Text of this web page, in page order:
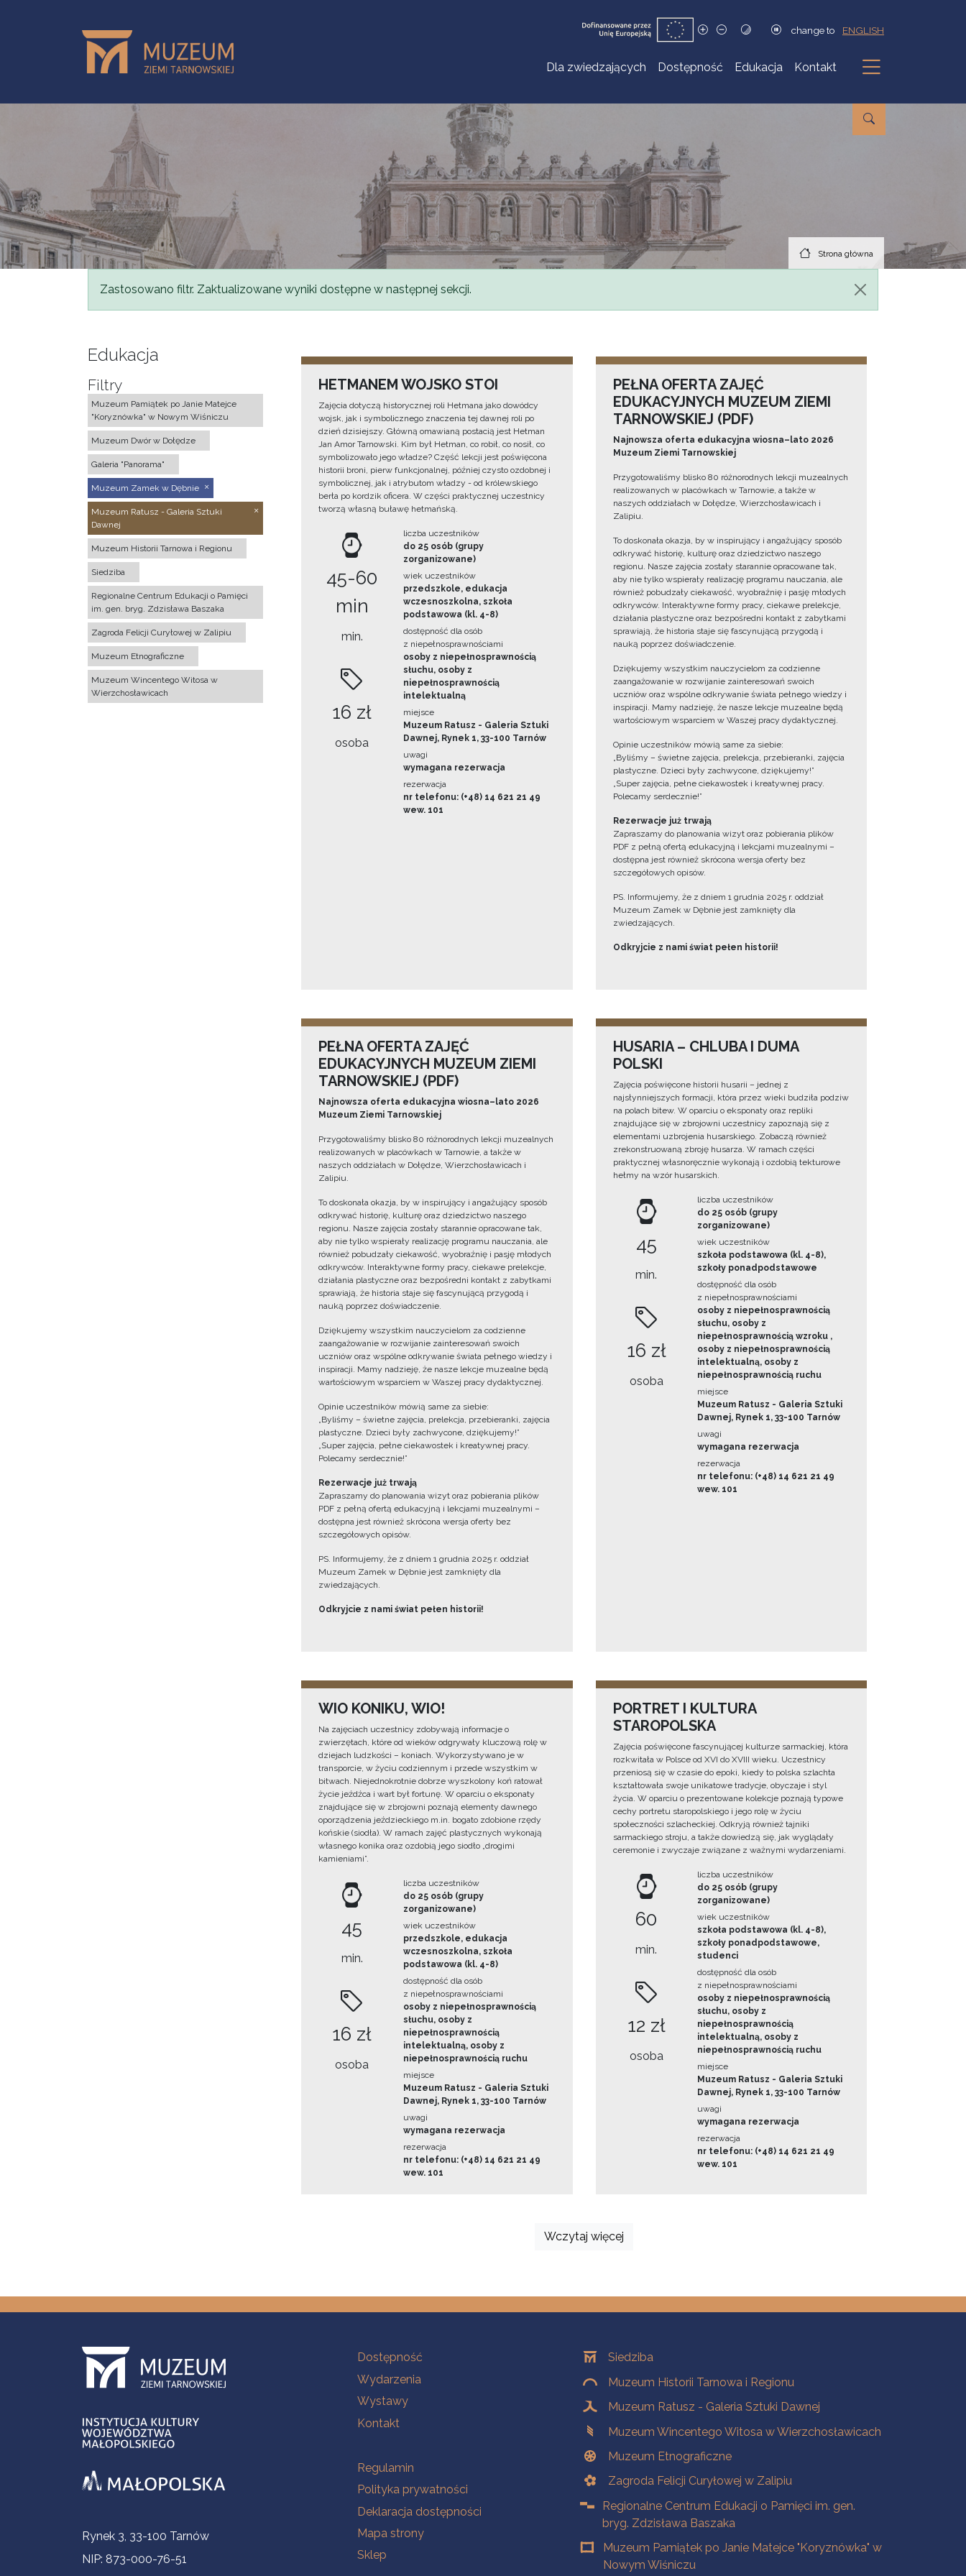
change to ENGLISH
Dla zwiedzających Dostępność Edukacja Kontakt
Podmenu
Strona główna
Komunikat
Zastosowano filtr. Zaktualizowane wyniki dostępne w następnej sekcji.
Edukacja
Filtry
Muzeum Pamiątek po Janie Matejce
"Koryznówka" w Nowym Wiśniczu
Muzeum Dwór w Dołędze
Galeria "Panorama"
Muzeum Zamek w Dębnie
Muzeum Ratusz - Galeria Sztuki
Dawnej
Muzeum Historii Tarnowa i Regionu
Siedziba
Regionalne Centrum Edukacji o Pamięci
im. gen. bryg. Zdzisława Baszaka
Zagroda Felicji Curyłowej w Zalipiu
Muzeum Etnograficzne
Muzeum Wincentego Witosa w
Wierzchosławicach
HETMANEM WOJSKO STOI
Zajęcia dotyczą historycznej roli Hetmana jako dowódcy
wojsk, jak i symbolicznego znaczenia tej dawnej roli po
dzień dzisiejszy. Główną omawianą postacią jest Hetman
Jan Amor Tarnowski. Kim był Hetman, co robił, co nosił, co
symbolizowało jego władze? Część lekcji jest poświęcona
historii broni, pierw funkcjonalnej, później czysto ozdobnej i
symbolicznej, jak i atrybutom władzy - od królewskiego
berła po kordzik oficera. W części praktycznej uczestnicy
tworzą własną buławę hetmańską.
45-60
min
min.
16 zł
osoba
liczba uczestników
do 25 osób (grupy
zorganizowane)
wiek uczestników
przedszkole, edukacja
wczesnoszkolna, szkoła
podstawowa (kl. 4-8)
dostępność dla osób
z niepełnosprawnościami
osoby z niepełnosprawnością
słuchu, osoby z
niepełnosprawnością
intelektualną
miejsce
Muzeum Ratusz - Galeria Sztuki
Dawnej, Rynek 1, 33-100 Tarnów
uwagi
wymagana rezerwacja
rezerwacja
nr telefonu: (+48) 14 621 21 49
wew. 101
PEŁNA OFERTA ZAJĘĆ
EDUKACYJNYCH MUZEUM ZIEMI
TARNOWSKIEJ (PDF)
Najnowsza oferta edukacyjna wiosna–lato 2026
Muzeum Ziemi Tarnowskiej
Przygotowaliśmy blisko 80 różnorodnych lekcji muzealnych
realizowanych w placówkach w Tarnowie, a także w
naszych oddziałach w Dołędze, Wierzchosławicach i
Zalipiu.
To doskonała okazja, by w inspirujący i angażujący sposób
odkrywać historię, kulturę oraz dziedzictwo naszego
regionu. Nasze zajęcia zostały starannie opracowane tak,
aby nie tylko wspierały realizację programu nauczania, ale
również pobudzały ciekawość, wyobraźnię i pasję młodych
odkrywców. Interaktywne formy pracy, ciekawe prelekcje,
działania plastyczne oraz bezpośredni kontakt z zabytkami
sprawiają, że historia staje się fascynującą przygodą i
nauką poprzez doświadczenie.
Dziękujemy wszystkim nauczycielom za codzienne
zaangażowanie w rozwijanie zainteresowań swoich
uczniów oraz wspólne odkrywanie świata pełnego wiedzy i
inspiracji. Mamy nadzieję, że nasze lekcje muzealne będą
wartościowym wsparciem w Waszej pracy dydaktycznej.
Opinie uczestników mówią same za siebie:
„Byliśmy – świetne zajęcia, prelekcja, przebieranki, zajęcia
plastyczne. Dzieci były zachwycone, dziękujemy!”
„Super zajęcia, pełne ciekawostek i kreatywnej pracy.
Polecamy serdecznie!”
Rezerwacje już trwają
Zapraszamy do planowania wizyt oraz pobierania plików
PDF z pełną ofertą edukacyjną i lekcjami muzealnymi –
dostępna jest również skrócona wersja oferty bez
szczegółowych opisów.
PS. Informujemy, że z dniem 1 grudnia 2025 r. oddział
Muzeum Zamek w Dębnie jest zamknięty dla
zwiedzających.
Odkryjcie z nami świat pełen historii!
PEŁNA OFERTA ZAJĘĆ
EDUKACYJNYCH MUZEUM ZIEMI
TARNOWSKIEJ (PDF)
Najnowsza oferta edukacyjna wiosna–lato 2026
Muzeum Ziemi Tarnowskiej
Przygotowaliśmy blisko 80 różnorodnych lekcji muzealnych
realizowanych w placówkach w Tarnowie, a także w
naszych oddziałach w Dołędze, Wierzchosławicach i
Zalipiu.
To doskonała okazja, by w inspirujący i angażujący sposób
odkrywać historię, kulturę oraz dziedzictwo naszego
regionu. Nasze zajęcia zostały starannie opracowane tak,
aby nie tylko wspierały realizację programu nauczania, ale
również pobudzały ciekawość, wyobraźnię i pasję młodych
odkrywców. Interaktywne formy pracy, ciekawe prelekcje,
działania plastyczne oraz bezpośredni kontakt z zabytkami
sprawiają, że historia staje się fascynującą przygodą i
nauką poprzez doświadczenie.
Dziękujemy wszystkim nauczycielom za codzienne
zaangażowanie w rozwijanie zainteresowań swoich
uczniów oraz wspólne odkrywanie świata pełnego wiedzy i
inspiracji. Mamy nadzieję, że nasze lekcje muzealne będą
wartościowym wsparciem w Waszej pracy dydaktycznej.
Opinie uczestników mówią same za siebie:
„Byliśmy – świetne zajęcia, prelekcja, przebieranki, zajęcia
plastyczne. Dzieci były zachwycone, dziękujemy!”
„Super zajęcia, pełne ciekawostek i kreatywnej pracy.
Polecamy serdecznie!”
Rezerwacje już trwają
Zapraszamy do planowania wizyt oraz pobierania plików
PDF z pełną ofertą edukacyjną i lekcjami muzealnymi –
dostępna jest również skrócona wersja oferty bez
szczegółowych opisów.
PS. Informujemy, że z dniem 1 grudnia 2025 r. oddział
Muzeum Zamek w Dębnie jest zamknięty dla
zwiedzających.
Odkryjcie z nami świat pełen historii!
HUSARIA – CHLUBA I DUMA
POLSKI
Zajęcia poświęcone historii husarii – jednej z
najsłynniejszych formacji, która przez wieki budziła podziw
na polach bitew. W oparciu o eksponaty oraz repliki
znajdujące się w zbrojowni uczestnicy zapoznają się z
elementami uzbrojenia husarskiego. Zobaczą również
zrekonstruowaną zbroję husarza. W ramach części
praktycznej własnoręcznie wykonają i ozdobią tekturowe
hełmy na wzór husarskich.
45
min.
16 zł
osoba
liczba uczestników
do 25 osób (grupy
zorganizowane)
wiek uczestników
szkoła podstawowa (kl. 4-8),
szkoły ponadpodstawowe
dostępność dla osób
z niepełnosprawnościami
osoby z niepełnosprawnością
słuchu, osoby z
niepełnosprawnością wzroku ,
osoby z niepełnosprawnością
intelektualną, osoby z
niepełnosprawnością ruchu
miejsce
Muzeum Ratusz - Galeria Sztuki
Dawnej, Rynek 1, 33-100 Tarnów
uwagi
wymagana rezerwacja
rezerwacja
nr telefonu: (+48) 14 621 21 49
wew. 101
WIO KONIKU, WIO!
Na zajęciach uczestnicy zdobywają informacje o
zwierzętach, które od wieków odgrywały kluczową rolę w
dziejach ludzkości – koniach. Wykorzystywano je w
transporcie, w życiu codziennym i przede wszystkim w
bitwach. Niejednokrotnie dobrze wyszkolony koń ratował
życie jeźdźca i wart był fortunę. W oparciu o eksponaty
znajdujące się w zbrojowni poznają elementy dawnego
oporządzenia jeździeckiego m.in. bogato zdobione rzędy
końskie (siodła). W ramach zajęć plastycznych wykonają
własnego konika oraz ozdobią jego siodło „drogimi
kamieniami”.
45
min.
16 zł
osoba
liczba uczestników
do 25 osób (grupy
zorganizowane)
wiek uczestników
przedszkole, edukacja
wczesnoszkolna, szkoła
podstawowa (kl. 4-8)
dostępność dla osób
z niepełnosprawnościami
osoby z niepełnosprawnością
słuchu, osoby z
niepełnosprawnością
intelektualną, osoby z
niepełnosprawnością ruchu
miejsce
Muzeum Ratusz - Galeria Sztuki
Dawnej, Rynek 1, 33-100 Tarnów
uwagi
wymagana rezerwacja
rezerwacja
nr telefonu: (+48) 14 621 21 49
wew. 101
PORTRET I KULTURA
STAROPOLSKA
Zajęcia poświęcone fascynującej kulturze sarmackiej, która
rozkwitała w Polsce od XVI do XVIII wieku. Uczestnicy
przeniosą się w czasie do epoki, kiedy to polska szlachta
kształtowała swoje unikatowe tradycje, obyczaje i styl
życia. W oparciu o prezentowane kolekcje poznają typowe
cechy portretu staropolskiego i jego rolę w życiu
społeczności szlacheckiej. Odkryją również tajniki
sarmackiego stroju, a także dowiedzą się, jak wyglądały
ceremonie i zwyczaje związane z ważnymi wydarzeniami.
60
min.
12 zł
osoba
liczba uczestników
do 25 osób (grupy
zorganizowane)
wiek uczestników
szkoła podstawowa (kl. 4-8),
szkoły ponadpodstawowe,
studenci
dostępność dla osób
z niepełnosprawnościami
osoby z niepełnosprawnością
słuchu, osoby z
niepełnosprawnością
intelektualną, osoby z
niepełnosprawnością ruchu
miejsce
Muzeum Ratusz - Galeria Sztuki
Dawnej, Rynek 1, 33-100 Tarnów
uwagi
wymagana rezerwacja
rezerwacja
nr telefonu: (+48) 14 621 21 49
wew. 101
Wczytaj więcej
Informacje kontaktowe
Rynek 3, 33-100 Tarnów
NIP: 873-000-76-51
Na skróty
Dostępność
Wydarzenia
Wystawy
Kontakt
Na skróty
Regulamin
Polityka prywatności
Deklaracja dostępności
Mapa strony
Sklep
OddziałySiedziba
Muzeum Historii Tarnowa i Regionu
Muzeum Ratusz - Galeria Sztuki Dawnej
Muzeum Wincentego Witosa w Wierzchosławicach
Muzeum Etnograficzne
Zagroda Felicji Curyłowej w Zalipiu
Regionalne Centrum Edukacji o Pamięci im. gen.
bryg. Zdzisława Baszaka
Muzeum Pamiątek po Janie Matejce "Koryznówka" w
Nowym Wiśniczu